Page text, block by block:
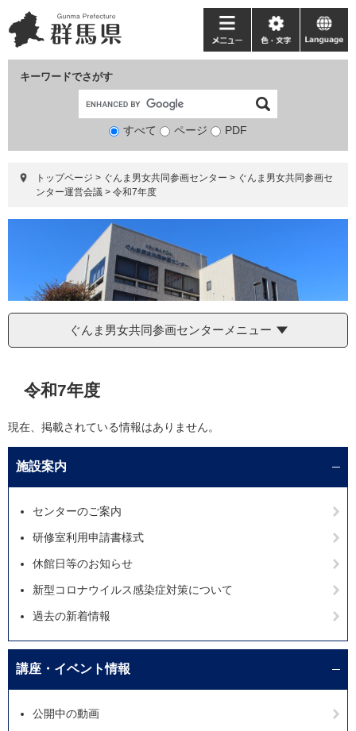
ー
ジ
ニ
ュ
て
キーワードでさがす
検
象
すべて ページ PDF
メ
ニ
ー
色・
文
language
トップページ > ぐんま男女共同参画センター > ぐんま男女共同参画セ
ンター運営会議 > 令和7年度
ぐんま男女共同参画センターメニュー
令和7年度
現在、掲載されている情報はありません。
施設案内
センターのご案内
研修室利用申請書様式
休館日等のお知らせ
新型コロナウイルス感染症対策について
過去の新着情報
講座・イベント情報
公開中の動画